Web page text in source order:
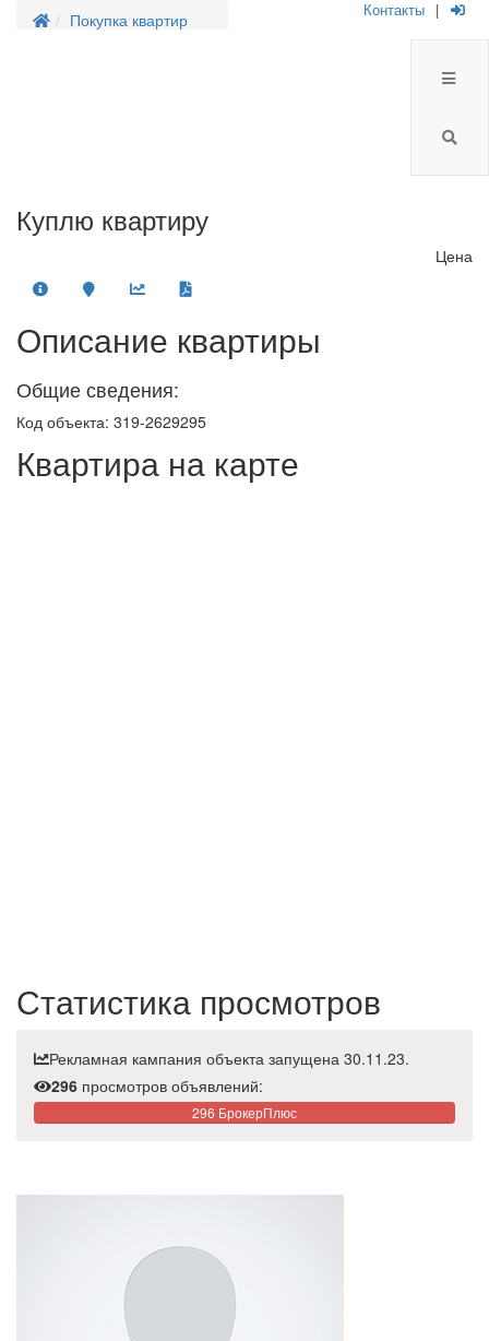
Покупка квартир Контакты |
Куплю квартиру
Цена
Описание квартиры
Общие сведения:
Код объекта: 319-2629295
Квартира на карте
Статистика просмотров
Рекламная кампания объекта запущена 30.11.23.
296 просмотров объявлений:
296 БрокерПлюс